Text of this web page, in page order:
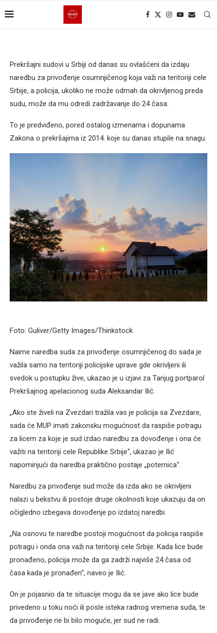
Prekršajni sudovi u Srbiji od danas su ovlašćeni da izdaju
naredbu za privođenje osumnjičenog koja važi na teritoriji cele
Srbije, a policija, ukoliko ne može odmah da okrivljenog preda
sudu, može da mu odredi zadržavanje do 24 časa.
To je predviđeno, pored ostalog izmenama i dopunama
Zakona o prekršajima iz 2014. koje su danas stupile na snagu.
Foto: Guliver/Getty Images/Thinkstock
Naime naredba suda za privođenje osumnjičenog do sada je
važila samo na teritoriji policijske uprave gde okrivljeni ili
svedok u postupku žive, ukazao je u izjavi za Tanjug portparol
Prekršajnog apelacionog suda Aleksandar Ilić.
„Ako ste živeli na Zvezdari tražila vas je policija sa Zvezdare,
sada će MUP imati zakonsku mogućnost da raspiše potragu
za licem za koje je sud izdao naredbu za dovođenje i ona će
važiti na teritoriji cele Republike Srbije“, ukazao je Ilić
napominjući da naredba praktično postaje „poternica“.
Naredbu za privođenje sud može da izda ako se okrivljeni
nalazi u bekstvu ili postoje druge okolnosti koje ukazuju da on
očigledno izbegava dovođenje po izdatoj naredbi.
„Na osnovu te naredbe postoji mogućnost da policija raspiše
potragu i onda ona važi na teritoriji cele Srbije. Kada lice bude
pronađeno, policija može da ga zadrži najviše 24 časa od
časa kada je pronađen“, naveo je Ilić.
On je pojasnio da te situacije mogu da se jave ako lice bude
privedeno u toku noći ili posle isteka radnog vremena suda, te
da privođenje ne bi bilo moguće, jer sud ne radi.